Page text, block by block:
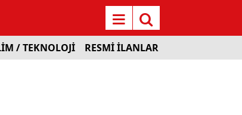
/ TEKNOLOJİ RESMİ İLANLAR